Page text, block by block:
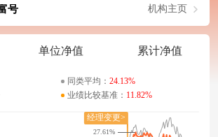
号 机构主页
单位净值 累计净值
同类平均： 24.13%
业绩比较基准： 11.82%
27.61%